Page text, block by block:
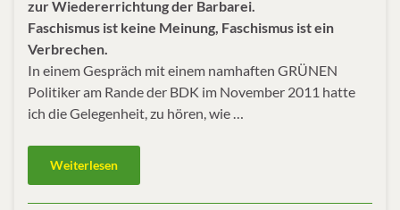
zur Wiedererrichtung der Barbarei.
Faschismus ist keine Meinung, Faschismus ist ein
Verbrechen.
In einem Gespräch mit einem namhaften GRÜNEN
Politiker am Rande der BDK im November 2011 hatte
ich die Gelegenheit, zu hören, wie …
Weiterlesen